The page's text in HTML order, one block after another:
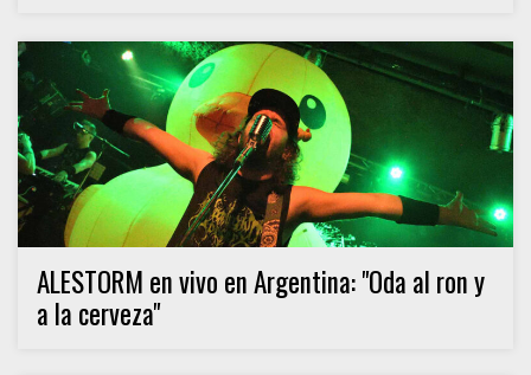
ALESTORM en vivo en Argentina: "Oda al ron y
a la cerveza"